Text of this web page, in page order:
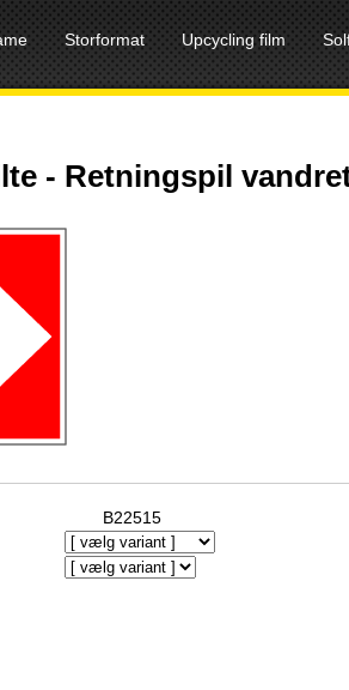
Storformat Upcycling film
- Retningspil
B22515